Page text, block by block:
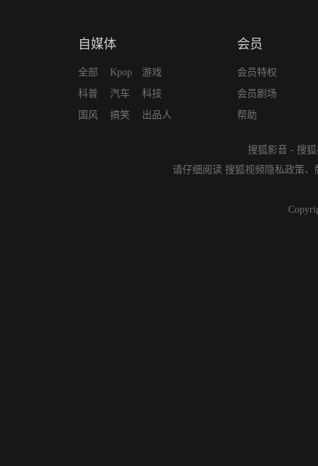
自媒体
全部
科普
国风
Kpop
汽车
搞笑
游戏
科技
出品人
会员
会员特权
会员剧场
帮助
搜狐影音 - 搜
请仔细阅读 搜狐视频隐私政策、